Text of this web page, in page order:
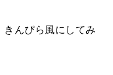
んぴら風にしてみ